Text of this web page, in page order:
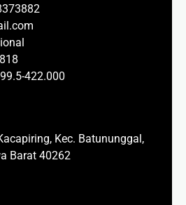
422.000
Kec. Batununggal,
Barat 40262